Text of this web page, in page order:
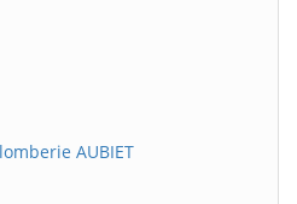
AUBIET